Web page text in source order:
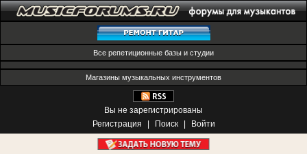
Все репетиционные базы и студии
Магазины музыкальных инструментов
Вы не зарегистрированы
Регистрация
Поиск Войти